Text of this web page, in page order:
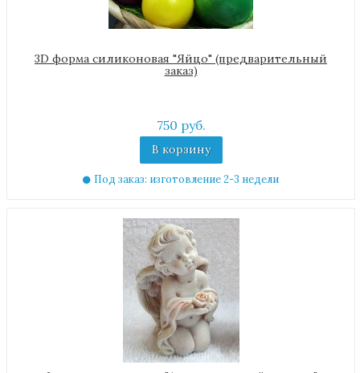
3D форма силиконовая "Яйцо" (предварительный
заказ)
750 руб.
В корзину
Под заказ: изготовление 2-3 недели